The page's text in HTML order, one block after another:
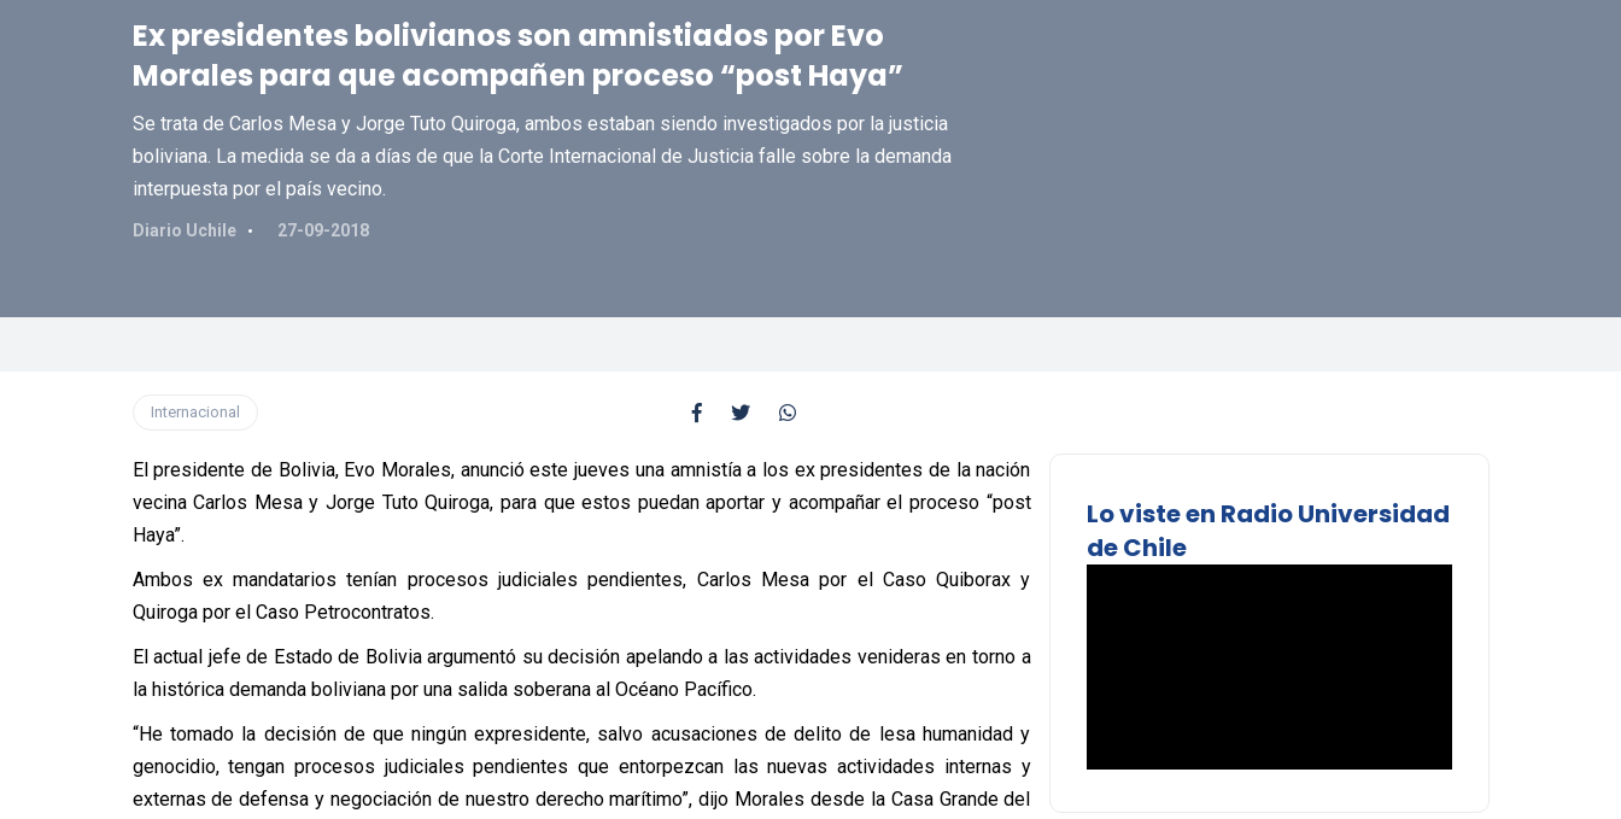
Ex presidentes bolivianos son amnistiados por Evo
Morales para que acompañen proceso “post Haya”
Se trata de Carlos Mesa y Jorge Tuto Quiroga, ambos estaban siendo investigados por la justicia
boliviana. La medida se da a días de que la Corte Internacional de Justicia falle sobre la demanda
interpuesta por el país vecino.
Diario Uchile 27-09-2018
Internacional
El presidente de Bolivia, Evo Morales, anunció este jueves una amnistía a los ex presidentes de la nación
vecina Carlos Mesa y Jorge Tuto Quiroga, para que estos puedan aportar y acompañar el proceso “post
Haya”.
Ambos ex mandatarios tenían procesos judiciales pendientes, Carlos Mesa por el Caso Quiborax y
Quiroga por el Caso Petrocontratos.
El actual jefe de Estado de Bolivia argumentó su decisión apelando a las actividades venideras en torno a
la histórica demanda boliviana por una salida soberana al Océano Pacífico.
“He tomado la decisión de que ningún expresidente, salvo acusaciones de delito de lesa humanidad y
genocidio, tengan procesos judiciales pendientes que entorpezcan las nuevas actividades internas y
externas de defensa y negociación de nuestro derecho marítimo”, dijo Morales desde la Casa Grande del
Lo viste en Radio Universidad
de Chile